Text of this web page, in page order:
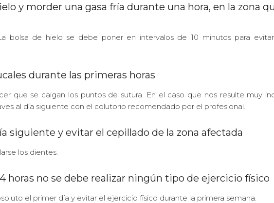
y morder una gasa fría durante una hora, en la zona
bolsa de hielo se debe poner en intervalos de 10 minutos para
durante las primeras horas
que se caigan los puntos de sutura. En el caso que nos resulte muy
al día siguiente con el colutorio recomendado por el profesional.
siguiente y evitar el cepillado de la zona afectada
los dientes.
horas no se debe realizar ningún tipo de ejercicio físico
el primer día y evitar el ejercicio físico durante la primera semana.